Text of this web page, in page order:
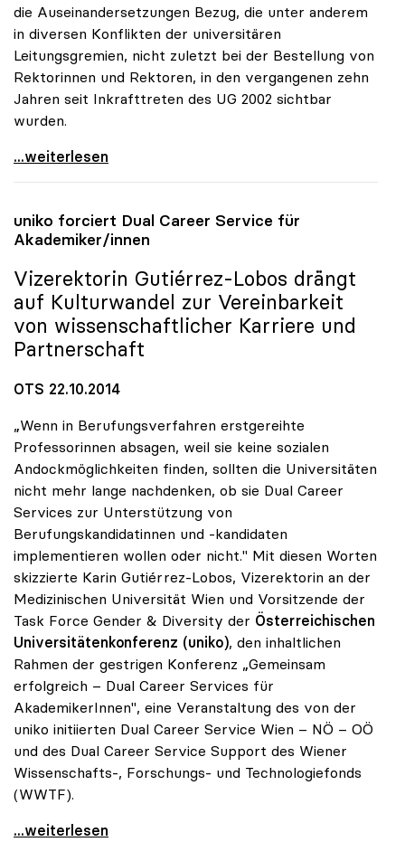
die Auseinandersetzungen Bezug, die unter anderem
in diversen Konflikten der universitären
Leitungsgremien, nicht zuletzt bei der Bestellung von
Rektorinnen und Rektoren, in den vergangenen zehn
Jahren seit Inkrafttreten des UG 2002 sichtbar
wurden.
Schmidinger: Defizite in Kommunikation von
...weiterlesen
uniko forciert Dual Career Service für
Akademiker/innen
Vizerektorin Gutiérrez-Lobos drängt
auf Kulturwandel zur Vereinbarkeit
von wissenschaftlicher Karriere und
Partnerschaft
OTS 22.10.2014
„Wenn in Berufungsverfahren erstgereihte
Professorinnen absagen, weil sie keine sozialen
Andockmöglichkeiten finden, sollten die Universitäten
nicht mehr lange nachdenken, ob sie Dual Career
Services zur Unterstützung von
Berufungskandidatinnen und -kandidaten
implementieren wollen oder nicht." Mit diesen Worten
skizzierte Karin Gutiérrez-Lobos, Vizerektorin an der
Medizinischen Universität Wien und Vorsitzende der
Task Force Gender & Diversity der Österreichischen
Universitätenkonferenz (uniko), den inhaltlichen
Rahmen der gestrigen Konferenz „Gemeinsam
erfolgreich – Dual Career Services für
AkademikerInnen", eine Veranstaltung des von der
uniko initiierten Dual Career Service Wien – NÖ – OÖ
und des Dual Career Service Support des Wiener
Wissenschafts-, Forschungs- und Technologiefonds
(WWTF).
uniko forciert Dual Career Service für
...weiterlesen